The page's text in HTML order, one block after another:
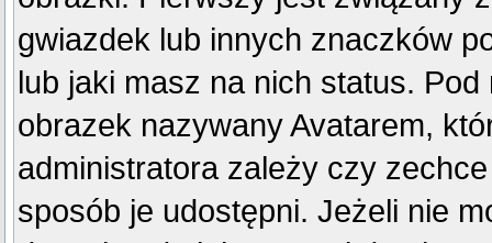
gwiazdek lub innych znaczków
lub jaki masz na nich status.
obrazek nazywany Avatarem,
administratora zależy czy
sposób je udostępni. Jeżeli nie